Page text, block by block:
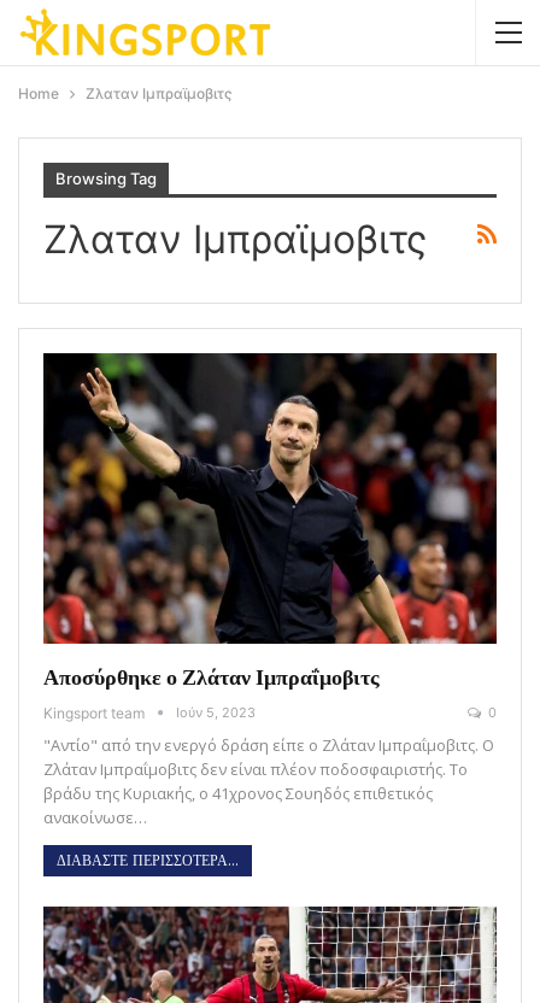
Home Ζλαταν Ιμπραϊμοβιτς
Browsing Tag
Ζλαταν Ιμπραϊμοβιτς
Αποσύρθηκε ο Ζλάταν Ιμπραΐμοβιτς
Kingsport team Ιούν 5, 2023 0
"Αντίο" από την ενεργό δράση είπε ο Ζλάταν Ιμπραΐμοβιτς. Ο
Ζλάταν Ιμπραΐμοβιτς δεν είναι πλέον ποδοσφαιριστής. Το
βράδυ της Κυριακής, ο 41χρονος Σουηδός επιθετικός
ανακοίνωσε…
ΔΙΑΒΑΣΤΕ ΠΕΡΙΣΣΟΤΕΡΑ...